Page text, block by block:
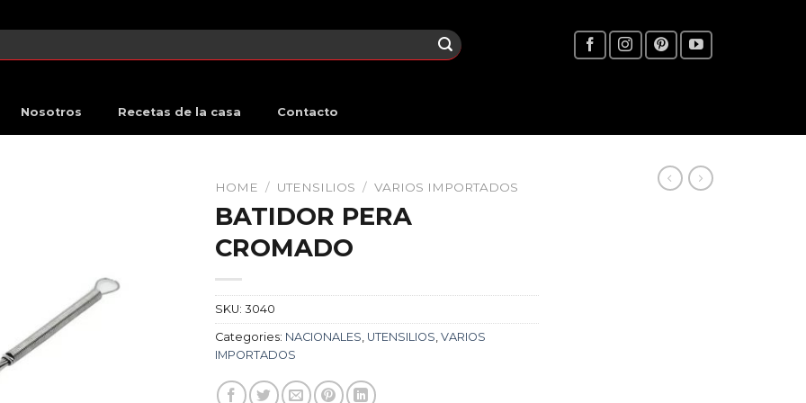
Nosotros Recetas de la casa Contacto
HOME / UTENSILIOS / VARIOS IMPORTADOS
BATIDOR PERA
CROMADO
SKU: 3040
Categories: NACIONALES UTENSILIOS VARIOS
IMPORTADOS